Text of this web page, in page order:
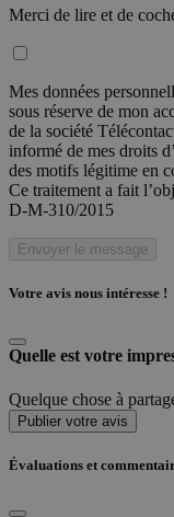
Merci de lire et de
Mes données
sous réserve de mon
de la société
informé de mes droits
des motifs légitime en
Ce traitement a fait
D-M-310/2015
Envoyer le message
Votre avis nous intéresse !
Quelle est votre
Quelque chose à
Publier votre avis
Évaluations et